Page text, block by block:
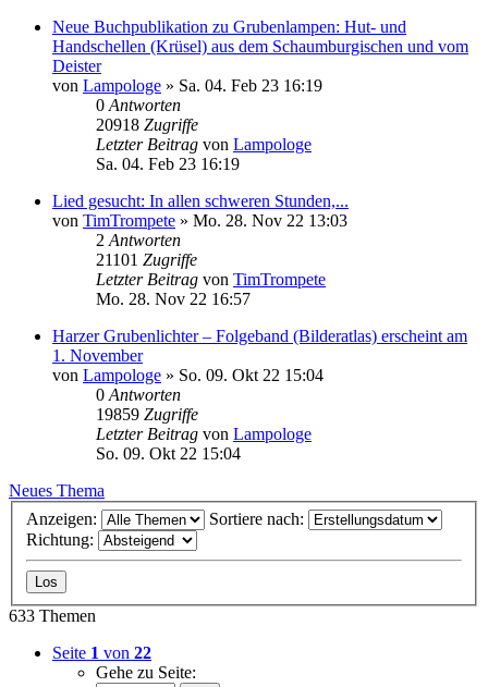
Neue Buchpublikation zu Grubenlampen: Hut- und
Handschellen (Krüsel) aus dem Schaumburgischen und vom
Deister
von Lampologe » Sa. 04. Feb 23 16:19
0 Antworten
20918 Zugriffe
Letzter Beitrag von Lampologe
Sa. 04. Feb 23 16:19
Lied gesucht: In allen schweren Stunden,...
von TimTrompete » Mo. 28. Nov 22 13:03
2 Antworten
21101 Zugriffe
Letzter Beitrag von TimTrompete
Mo. 28. Nov 22 16:57
Harzer Grubenlichter – Folgeband (Bilderatlas) erscheint am
1. November
von Lampologe » So. 09. Okt 22 15:04
0 Antworten
19859 Zugriffe
Letzter Beitrag von Lampologe
So. 09. Okt 22 15:04
Neues Thema
Anzeigen:
Sortiere nach:
Richtung:
633 Themen
Seite 1 von 22
Gehe zu Seite: